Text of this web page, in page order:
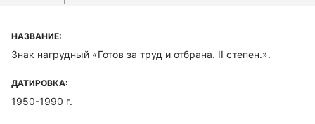
НАЗВАНИЕ:
Знак нагрудный «Готов за труд и отбрана. II степен.».
ДАТИРОВКА:
1950-1990 г.